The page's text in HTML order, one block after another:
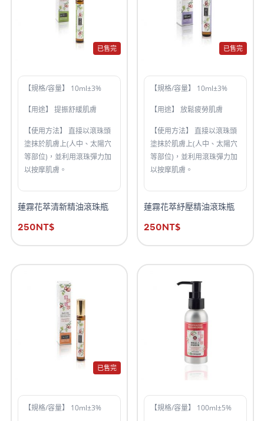
已售完
【規格/容量】 10ml±3%
【用途】 提振舒緩肌膚
【使用方法】 直接以滾珠頭
塗抹於肌膚上(人中、太陽穴
等部位)，並利用滾珠彈力加
以按摩肌膚。
蓮霧花萃清新精油滾珠瓶
250NT$
已售完
【規格/容量】 10ml±3%
【用途】 放鬆疲勞肌膚
【使用方法】 直接以滾珠頭
塗抹於肌膚上(人中、太陽穴
等部位)，並利用滾珠彈力加
以按摩肌膚。
蓮霧花萃紓壓精油滾珠瓶
250NT$
已售完
【規格/容量】 10ml±3% 【規格/容量】 100ml±5%